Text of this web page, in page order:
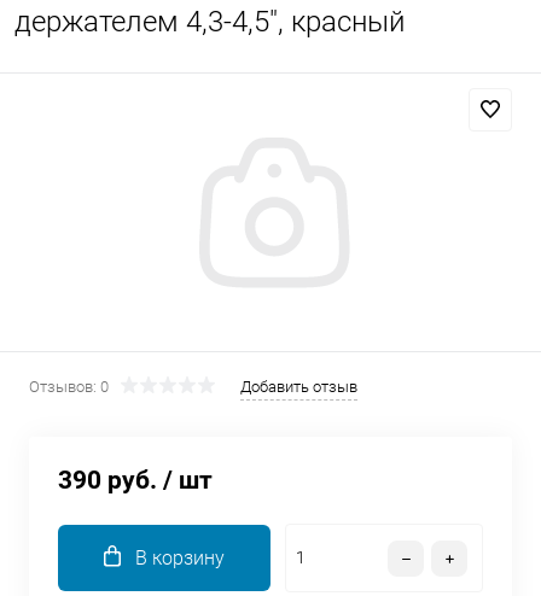
держателем 4,3-4,5", красный
Отзывов: 0 Добавить отзыв
390 руб. / шт
В корзину
выбранный способом
списываться
по25 %каждые 2 недели